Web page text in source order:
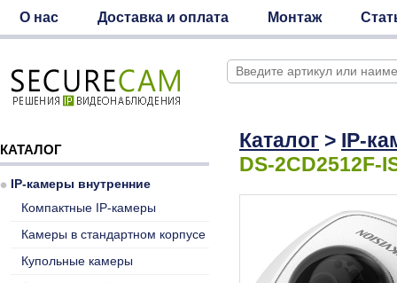
О нас Доставка и оплата Монтаж
Каталог > IP-
DS-2CD2512F-
КАТАЛОГ
IP-камеры внутренние
Компактные IP-камеры
Камеры в стандартном корпусе
Купольные камеры